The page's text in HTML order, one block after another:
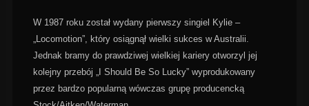
W 1987 roku został wydany pierwszy singiel Kylie –
„Locomotion”, który osiągnął wielki sukces w Australii.
Jednak bramy do prawdziwej wielkiej kariery otworzyl jej
kolejny przebój „I Should Be So Lucky” wyprodukowany
przez bardzo popularną wówczas grupę producencką